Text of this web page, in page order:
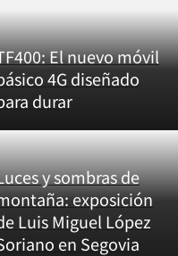
El nuevo móvil
4G diseñado
durar
y sombras de
exposición
Luis Miguel López
en Segovia